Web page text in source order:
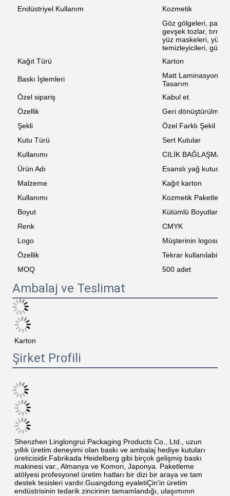
Endüstriyel Kullanım
Kozmetik
Göz gölgeleri,
gevşek tozlar,
yüz maskeleri, yüz
temizleyicileri,
Kağıt Türü
Karton
Baskı İşlemleri
Matt Laminasyon,
Tasarım
Özel sipariş
Kabul et.
Özellik
Geri dönüştürülmüş
Şekli
Özel Farklı Şekil
Kutu Türü
Sert Kutular
Kullanımı
CILİK
Ürün Adı
Esanslı yağ kutusu
Malzeme
Kağıt karton
Kullanımı
Kozmetik Paketleme
Boyut
Kütümlü Boyutlar
Renk
CMYK
Logo
Müşterinin logosu
Özellik
Tekrar kullanılabilir
MOQ
500 adet
Ambalaj ve Teslimat
Karton
Şirket Profili
Shenzhen Linglongrui Packaging Products Co., Ltd., uzun
yıllık üretim deneyimi olan baskı ve ambalaj hediye kutuları
üreticisidir.Fabrikada Heidelberg gibi birçok gelişmiş baskı
makinesi var., Almanya ve Komori, Japonya. Paketleme
atölyesi profesyonel üretim hatları bir dizi bir araya ve tam
destek tesisleri vardır.Guangdong eyaletiÇin'in üretim
endüstrisinin tedarik zincirinin tamamlandığı, ulaşımının